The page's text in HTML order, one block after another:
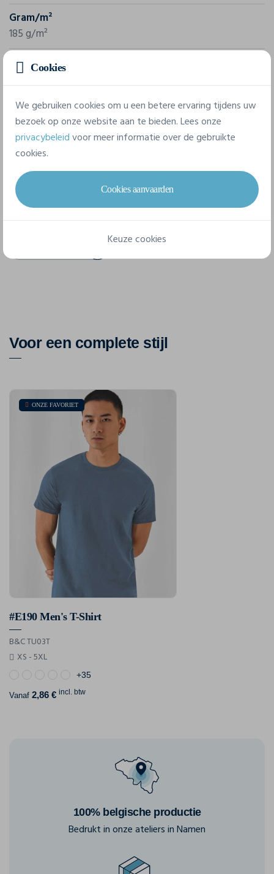
Gram/m²
185 g/m²
Samenstelling
100% coton (Heather Grey: 85% coton / 15% viscose)
8 beschikbare maten
4XL
Voor een complete stijl
ONZE FAVORIET
#E190 Men's T-Shirt
B&C TU03T
XS - 5XL
+35
Vanaf 2,86 € incl. btw
100% belgische productie
Bedrukt in onze ateliers in Namen
Cookies
We gebruiken cookies om u een betere ervaring tijdens uw
bezoek op onze website aan te bieden. Lees onze
privacybeleidvoor meer informatie over de gebruikte
cookies.
Cookies aanvaarden
Keuze cookies